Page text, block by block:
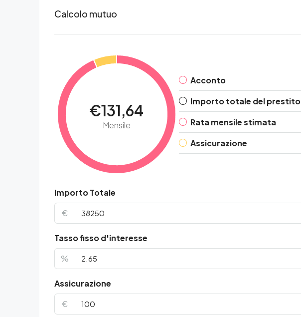
Calcolo mutuo
€131,64
Mensile
Acconto
Importo totale del prestito
Rata mensile stimata
Assicurazione
Importo Totale
€
Tasso fisso d'interesse
%
Assicurazione
€